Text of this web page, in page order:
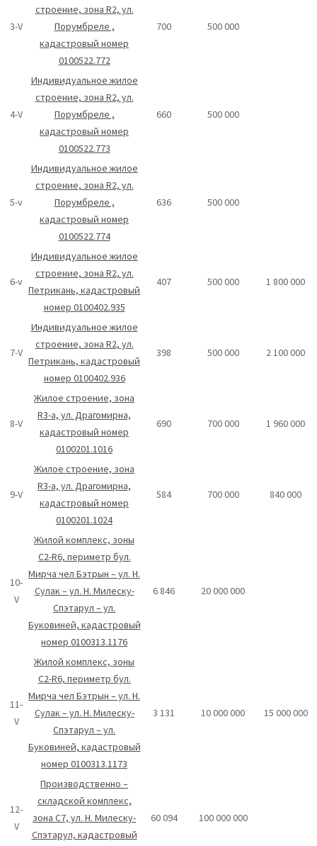
3-V
строение, зона R2, ул.
Порумбреле ,
кадастровый номер
0100522.772
700 500 000
4-V
Индивидуальное жилое
строение, зона R2, ул.
Порумбреле ,
кадастровый номер
0100522.773
660 500 000
5-v
Индивидуальное жилое
строение, зона R2, ул.
Порумбреле ,
кадастровый номер
0100522.774
636 500 000
6-v
Индивидуальное жилое
строение, зона R2, ул.
Петрикань, кадастровый
номер 0100402.935
407 500 000 1 800 000
7-V
Индивидуальное жилое
строение, зона R2, ул.
Петрикань, кадастровый
номер 0100402.936
398 500 000 2 100 000
8-V
Жилое строение, зона
R3-а, ул. Драгомирна,
кадастровый номер
0100201.1016
690 700 000 1 960 000
9-V
Жилое строение, зона
R3-а, ул. Драгомирна,
кадастровый номер
0100201.1024
584 700 000 840 000
10-
V
Жилой комплекс, зоны
C2-R6, периметр бул.
Мирча чел Бэтрын – ул. Н.
Сулак – ул. Н. Милеску-
Спэтарул – ул.
Буковиней, кадастровый
номер 0100313.1176
6 846 20 000 000
11-
V
Жилой комплекс, зоны
C2-R6, периметр бул.
Мирча чел Бэтрын – ул. Н.
Сулак – ул. Н. Милеску-
Спэтарул – ул.
Буковиней, кадастровый
номер 0100313.1173
3 131 10 000 000 15 000 000
12-
V
Производственно –
складской комплекс,
зона С7, ул. Н. Милеску-
Спэтарул, кадастровый
60 094 100 000 000